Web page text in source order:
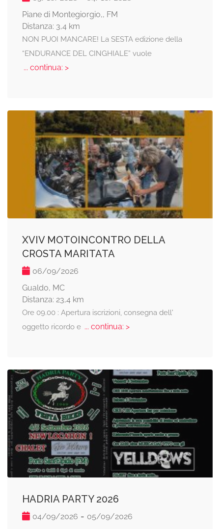
Piane di Montegiorgio,, FM
Distanza: 3,4 km
NON PUOI MANCARE! La SESTA edizione della
“ENDURANCE DEL CINGHIALE” vuole
... continua: >
XVIV MOTOINCONTRO DELLA
CROSTA MARITATA
06/09/2026
Gualdo, MC
Distanza: 23,4 km
Ore 09.00 : Apertura iscrizioni, consegna dell'
oggetto ricordo e... continua: >
HADRIA PARTY 2026
04/09/2026 - 05/09/2026